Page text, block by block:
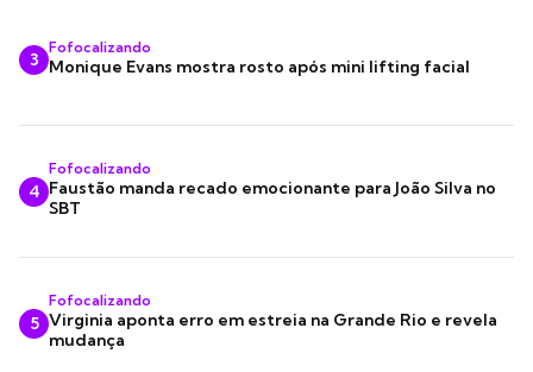
3
Fofocalizando
Monique Evans mostra rosto após mini lifting facial
4
Fofocalizando
Faustão manda recado emocionante para João Silva no
SBT
5
Fofocalizando
Virginia aponta erro em estreia na Grande Rio e revela
mudança